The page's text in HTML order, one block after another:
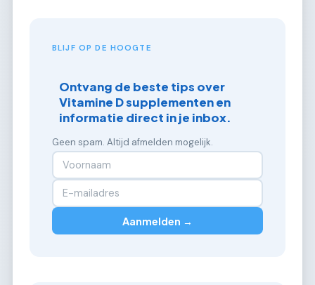
BLIJF OP DE HOOGTE
Ontvang de beste tips over
Vitamine D supplementen en
informatie direct in je inbox.
Geen spam. Altijd afmelden mogelijk.
Aanmelden →